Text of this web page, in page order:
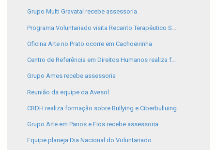
Grupo Multi Gravataí recebe assessoria
Programa Voluntariado visita Recanto Terapêutico S...
Oficina Arte no Prato ocorre em Cachoeirinha
Centro de Referência em Direitos Humanos realiza f...
Grupo Ames recebe assessoria
Reunião da equipe da Avesol
CRDH realiza formação sobre Bullying e Ciberbulluing
Grupo Arte em Panos e Fios recebe assessoria
Equipe planeja Dia Nacional do Voluntariado